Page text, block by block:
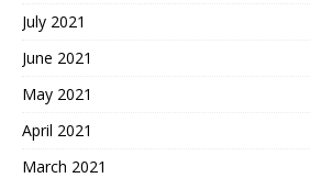
July 2021
June 2021
May 2021
April 2021
March 2021